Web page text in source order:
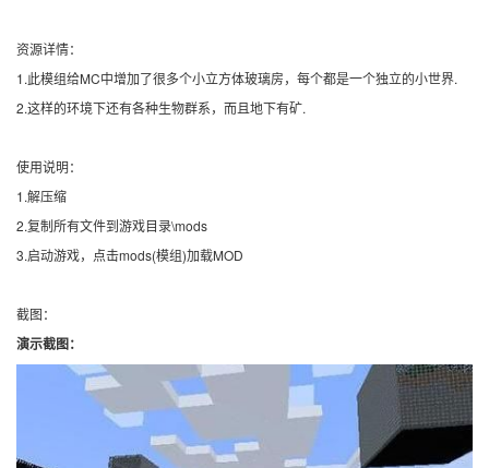
资源详情：
1.此模组给MC中增加了很多个小立方体玻璃房，每个都是一个独立的小世界.
2.这样的环境下还有各种生物群系，而且地下有矿.
使用说明：
1.解压缩
2.复制所有文件到游戏目录\mods
3.启动游戏，点击mods(模组)加载MOD
截图：
演示截图：